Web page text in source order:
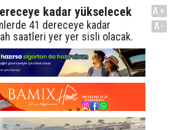
kadar yükselecek
41 dereceye kadar
saatleri yer yer sisli olacak.
A+
A-